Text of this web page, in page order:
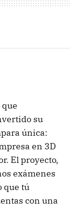
su
única:
en 3D
El proyecto,
exámenes
que tú
con una